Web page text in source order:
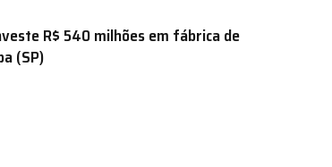
R$ 540 milhões em fábrica de
(SP)